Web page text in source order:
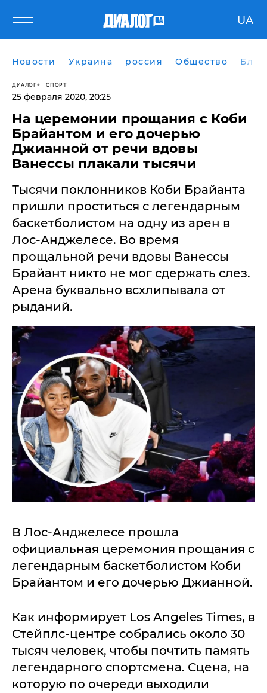
UA
Новости Украина россия Общество
ДИАЛОГ СПОРТ
25 февраля 2020, 20:25
На церемонии прощания с Коби
Брайантом и его дочерью
Джианной от речи вдовы
Ванессы плакали тысячи
Тысячи поклонников Коби Брайанта
пришли проститься с легендарным
баскетболистом на одну из арен в
Лос-Анджелесе. Во время
прощальной речи вдовы Ванессы
Брайант никто не мог сдержать слез.
Арена буквально всхлипывала от
рыданий.
В Лос-Анджелесе прошла
официальная церемония прощания с
легендарным баскетболистом Коби
Брайантом и его дочерью Джианной.
Как информирует Los Angeles Times, в
Стейплс-центре собрались около 30
тысяч человек, чтобы почтить память
легендарного спортсмена. Сцена, на
которую по очереди выходили